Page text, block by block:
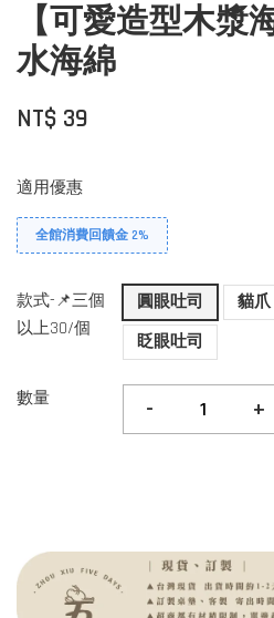
【可愛造型木漿
水海綿
NT$ 39
適用優惠
全館消費回饋金 2%
款式-📌三個
以上30/個
圓眼吐司 貓爪
眨眼吐司
數量 - +